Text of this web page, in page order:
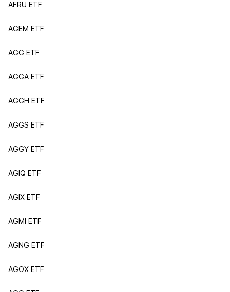
AFRU ETF
AGEM ETF
AGG ETF
AGGA ETF
AGGH ETF
AGGS ETF
AGGY ETF
AGIQ ETF
AGIX ETF
AGMI ETF
AGNG ETF
AGOX ETF